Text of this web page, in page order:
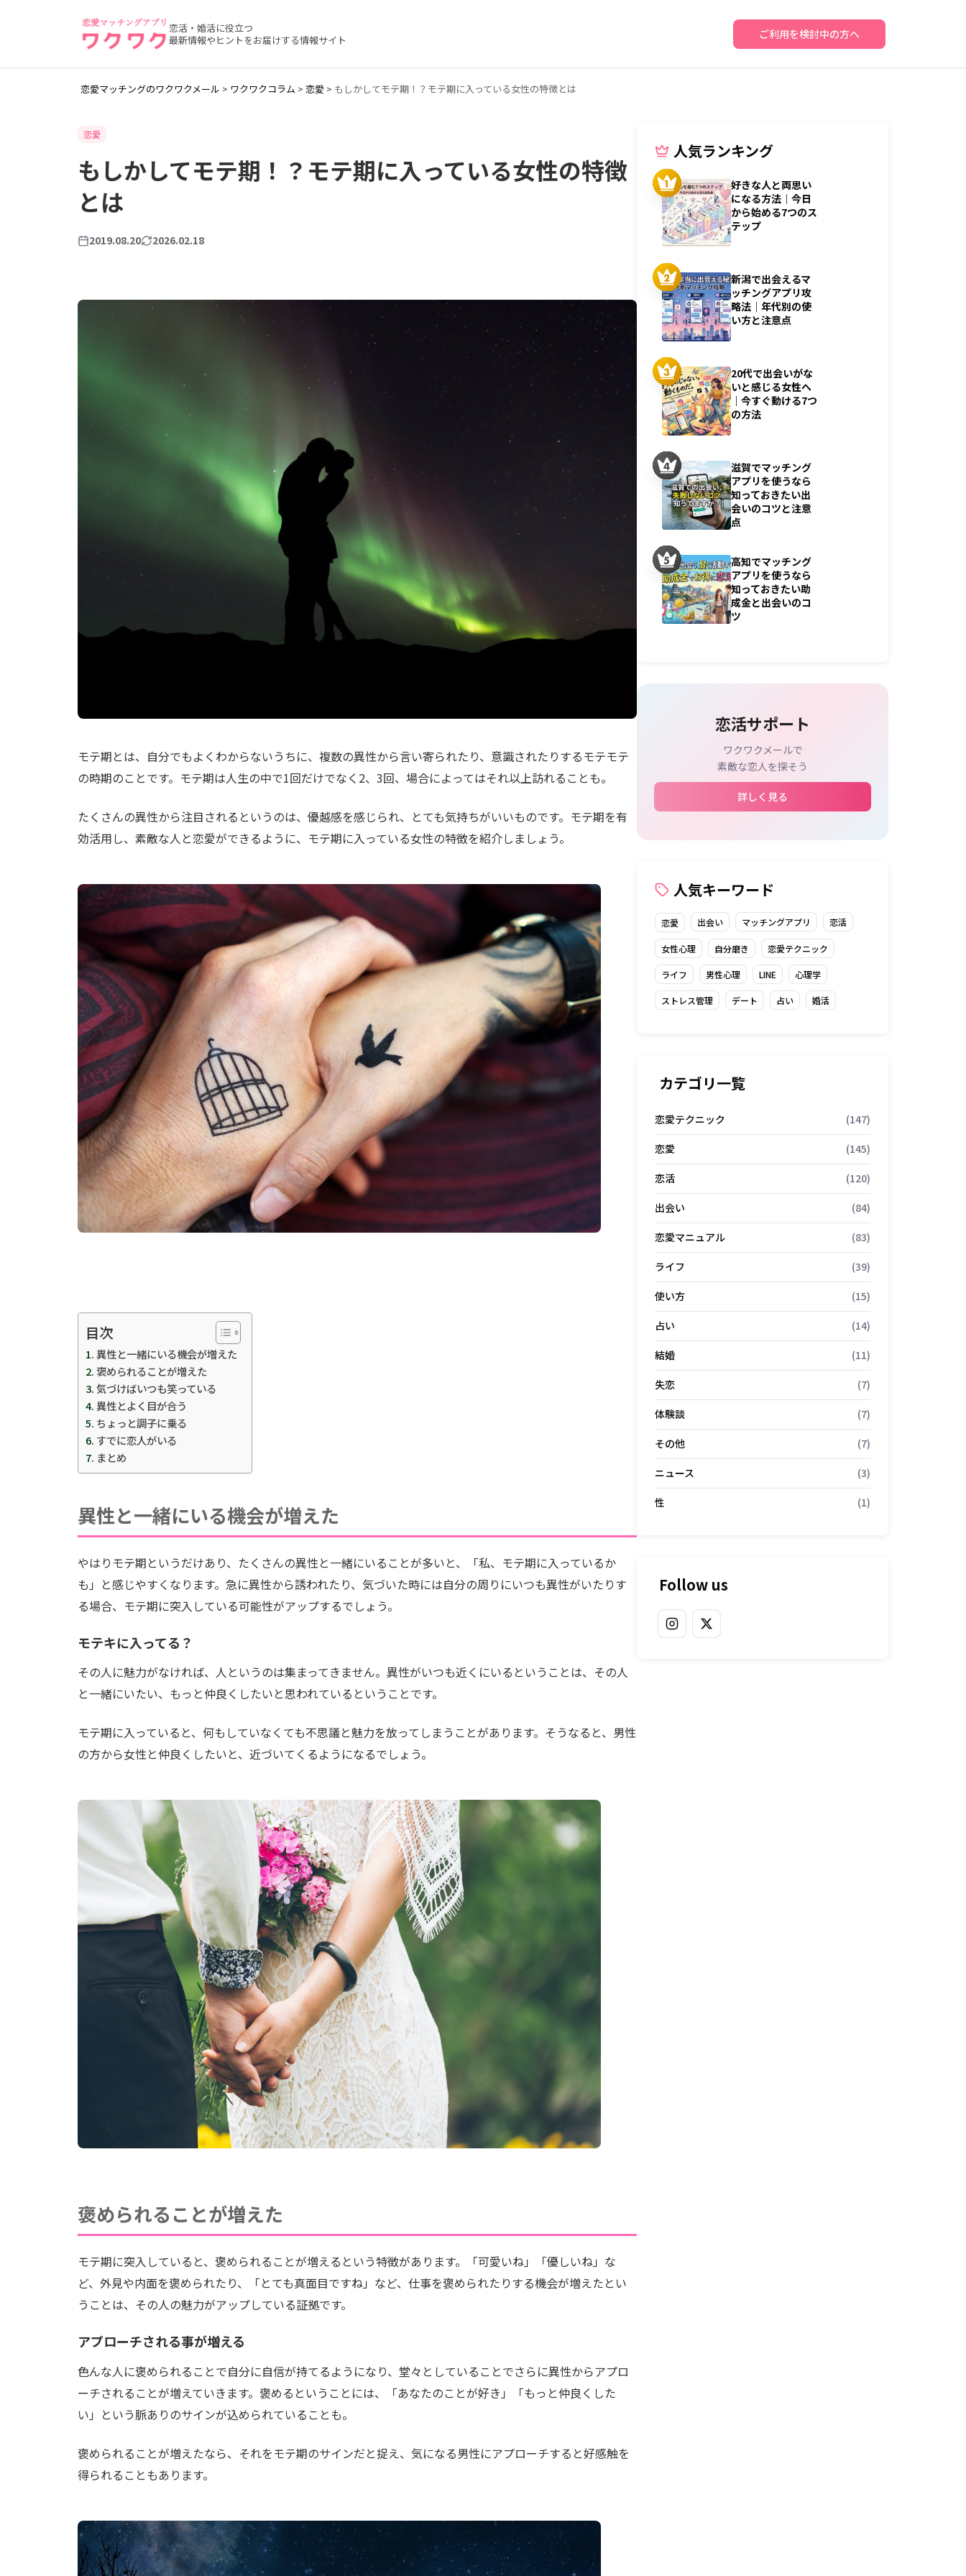
恋活・婚活に役立つ
最新情報やヒントをお届けする情報サイト
ご利用を検討中の方へ
恋愛マッチングのワクワクメール > ワクワクコラム > 恋愛 > もしかしてモテ期！？モテ期に入っている女性の特徴とは
恋愛
もしかしてモテ期！？モテ期に入っている女性の特徴
とは
2019.08.20 2026.02.18
モテ期とは、自分でもよくわからないうちに、複数の異性から言い寄られたり、意識されたりするモテモテ
の時期のことです。モテ期は人生の中で1回だけでなく2、3回、場合によってはそれ以上訪れることも。
たくさんの異性から注目されるというのは、優越感を感じられ、とても気持ちがいいものです。モテ期を有
効活用し、素敵な人と恋愛ができるように、モテ期に入っている女性の特徴を紹介しましょう。
目次
異性と一緒にいる機会が増えた
褒められることが増えた
気づけばいつも笑っている
異性とよく目が合う
ちょっと調子に乗る
すでに恋人がいる
まとめ
異性と一緒にいる機会が増えた
やはりモテ期というだけあり、たくさんの異性と一緒にいることが多いと、「私、モテ期に入っているか
も」と感じやすくなります。急に異性から誘われたり、気づいた時には自分の周りにいつも異性がいたりす
る場合、モテ期に突入している可能性がアップするでしょう。
モテキに入ってる？
その人に魅力がなければ、人というのは集まってきません。異性がいつも近くにいるということは、その人
と一緒にいたい、もっと仲良くしたいと思われているということです。
モテ期に入っていると、何もしていなくても不思議と魅力を放ってしまうことがあります。そうなると、男性
の方から女性と仲良くしたいと、近づいてくるようになるでしょう。
褒められることが増えた
モテ期に突入していると、褒められることが増えるという特徴があります。「可愛いね」「優しいね」な
ど、外見や内面を褒められたり、「とても真面目ですね」など、仕事を褒められたりする機会が増えたとい
うことは、その人の魅力がアップしている証拠です。
アプローチされる事が増える
色んな人に褒められることで自分に自信が持てるようになり、堂々としていることでさらに異性からアプロ
ーチされることが増えていきます。褒めるということには、「あなたのことが好き」「もっと仲良くした
い」という脈ありのサインが込められていることも。
褒められることが増えたなら、それをモテ期のサインだと捉え、気になる男性にアプローチすると好感触を
得られることもあります。
人気ランキング
好きな人と両思い
になる方法｜今日
から始める7つのス
テップ
新潟で出会えるマ
ッチングアプリ攻
略法｜年代別の使
い方と注意点
20代で出会いがな
いと感じる女性へ
｜今すぐ動ける7つ
の方法
滋賀でマッチング
アプリを使うなら
知っておきたい出
会いのコツと注意
点
高知でマッチング
アプリを使うなら
知っておきたい助
成金と出会いのコ
ツ
恋活サポート
ワクワクメールで
素敵な恋人を探そう
詳しく見る
人気キーワード
恋愛 出会い マッチングアプリ 恋活
女性心理 自分磨き 恋愛テクニック
ライフ 男性心理 LINE 心理学
ストレス管理 デート 占い 婚活
カテゴリ一覧
恋愛テクニック (147)
恋愛 (145)
恋活 (120)
出会い (84)
恋愛マニュアル (83)
ライフ (39)
使い方 (15)
占い (14)
結婚 (11)
失恋 (7)
体験談 (7)
その他 (7)
ニュース (3)
性 (1)
Follow us